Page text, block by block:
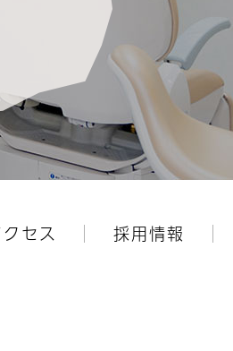
セス 採用情報